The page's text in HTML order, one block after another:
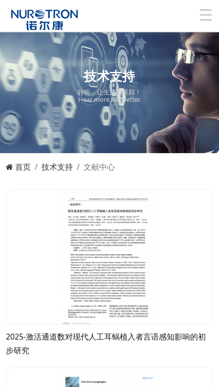
技术支持
聆听，让生活更美好！
Hear more,live better.
首页 技术支持 文献中心
2025-激活通道数对现代人工耳蜗植入者言语感知影响的初
步研究